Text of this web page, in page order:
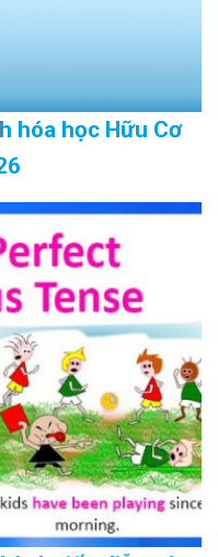
hóa học Hữu Cơ